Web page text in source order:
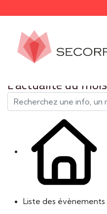
L'actualité du mois
Liste des évènements